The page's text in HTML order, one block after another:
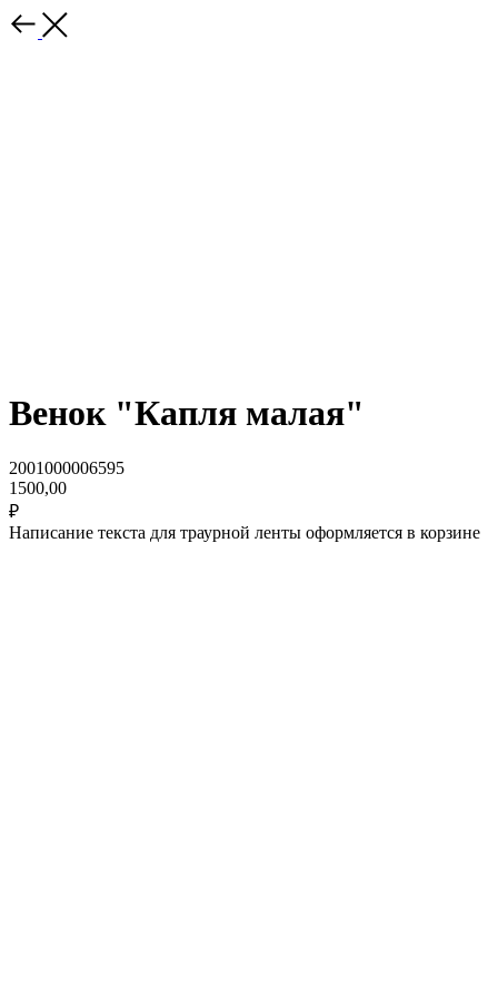
Венок "Капля малая"
2001000006595
1500,00
₽
Написание текста для траурной ленты оформляется в корзине